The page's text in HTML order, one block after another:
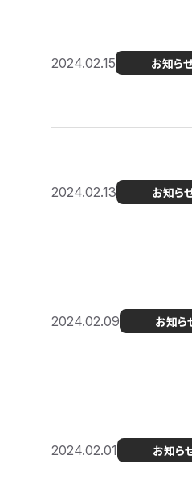
2024.02.15 お知ら
2024.02.13 お知ら
2024.02.09 お知ら
2024.02.01 お知ら